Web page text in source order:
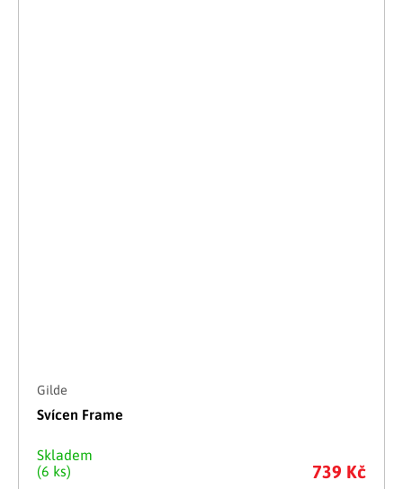
Gilde
Svícen Frame
Skladem
(6 ks)
739 Kč